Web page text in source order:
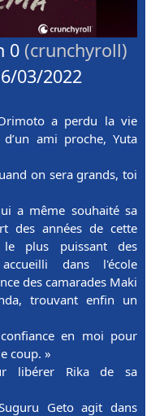
0 (crunchyroll)
03/2022
a perdu la vie
ami proche, Yuta
on sera grands, toi
a même souhaité sa
des années de cette
le plus puissant des
dans l'école
des camarades Maki
trouvant enfin un
en moi pour
coup. »
libérer Rika de sa
Geto agit dans